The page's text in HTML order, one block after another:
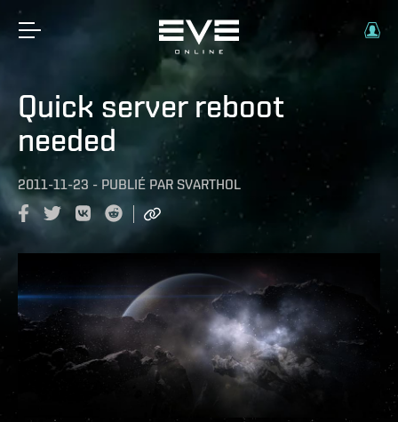
Quick server reboot
needed
2011-11-23 - PUBLIÉ PAR SVARTHOL